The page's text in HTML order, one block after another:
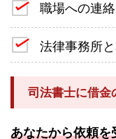
職場への連
法律事務所
司法書士に借金
あなたから依頼を